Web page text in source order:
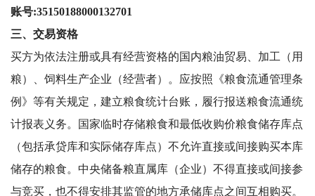
账号:35150188000132701
三、交易资格
买方为依法注册或具有经营资格的国内粮油贸易、加工（用
粮）、饲料生产企业（经营者）。应按照《粮食流通管理条
例》等有关规定，建立粮食统计台账，履行报送粮食流通统
计报表义务。国家临时存储粮食和最低收购价粮食储存库点
（包括承贷库和实际储存库点）不允许直接或间接购买本库
储存的粮食。中央储备粮直属库（企业）不得直接或间接参
与竞买，也不得安排其监管的地方承储库点之间互相购买。